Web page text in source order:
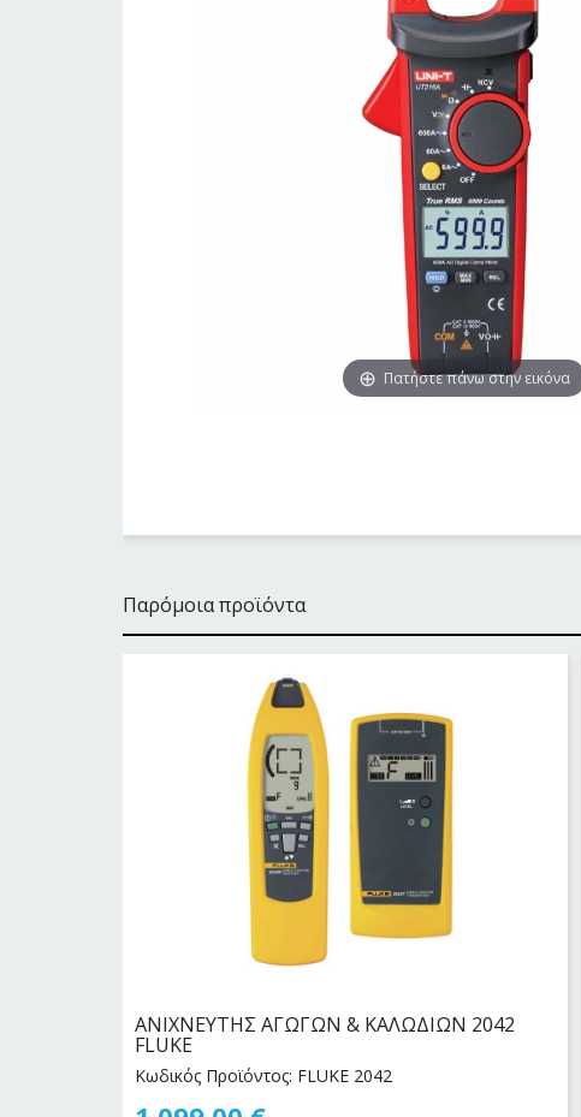
Πατήστε πάνω στην εικόνα
Παρόμοια προϊόντα
ΑΝΙΧΝΕΥΤΗΣ ΑΓΩΓΩΝ & ΚΑΛΩΔΙΩΝ 2042
FLUKE
Κωδικός Προϊόντος: FLUKE 2042